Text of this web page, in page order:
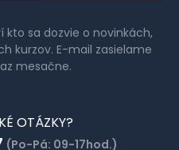
sa dozvie o novinkách,
kurzov. E-mail zasielame
mesačne.
OTÁZKY?
(Po-Pá: 09-17hod.)